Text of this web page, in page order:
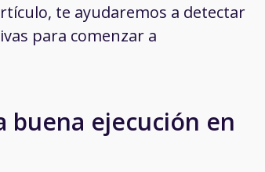
te ayudaremos a detectar
para comenzar a
buena ejecución en